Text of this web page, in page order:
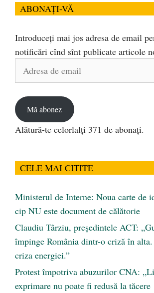
ABONAȚI-VĂ
Introduceți mai jos adresa de email
notificări cînd sînt publicate articole
Adresa
Mă abonez
Alătură-te celorlalți 371 de abonați.
CELE MAI CITITE
Ministerul de Interne: Noua carte de
cip NU este document de călătorie
Claudiu Târziu, președintele ACT:
împinge România dintr-o criză în
criza energiei.”
Protest împotriva abuzurilor CNA:
exprimare nu poate fi redusă la tăcere